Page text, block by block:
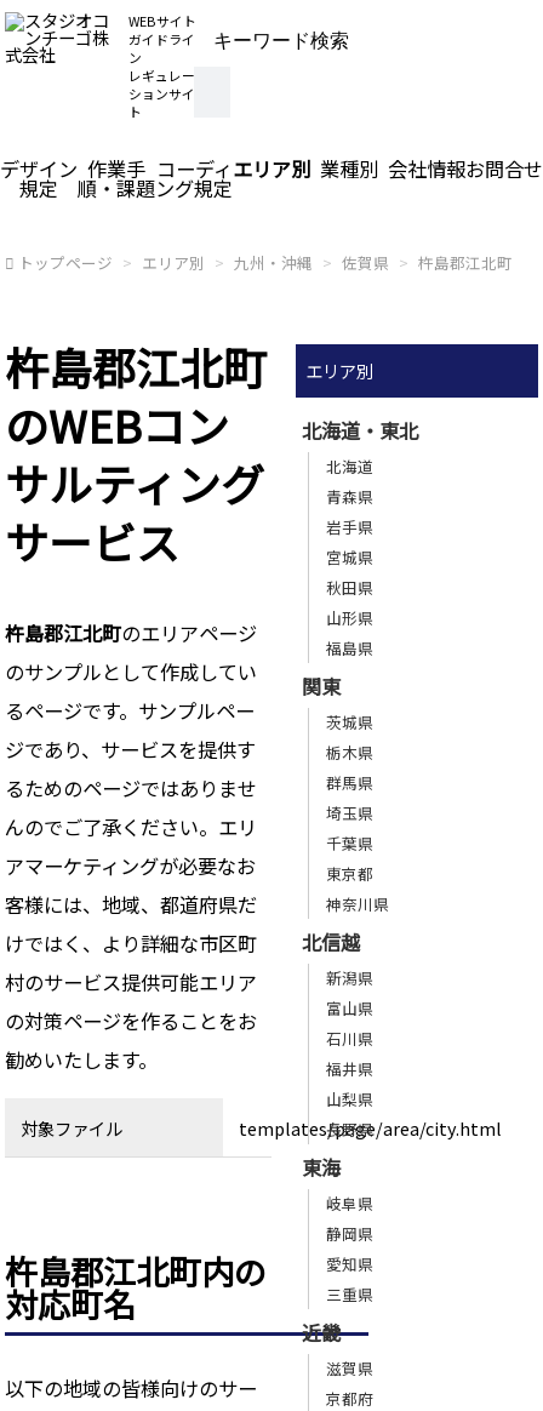
WEBサイト
ガイドライ
ン
レギュレー
ションサイ
ト
デザイン
規定
作業手
順・課題
コーディ
ング規定
エリア別 業種別 会社情報お問合せ
トップページ エリア別 九州・沖縄 佐賀県 杵島郡江北町
杵島郡江北町
のWEBコン
サルティング
サービス
杵島郡江北町のエリアページ
のサンプルとして作成してい
るページです。サンプルペー
ジであり、サービスを提供す
るためのページではありませ
んのでご了承ください。エリ
アマーケティングが必要なお
客様には、地域、都道府県だ
けではく、より詳細な市区町
村のサービス提供可能エリア
の対策ページを作ることをお
勧めいたします。
対象ファイル templates/page/area/city.html
杵島郡江北町内の
対応町名
以下の地域の皆様向けのサー
エリア別
北海道・東北
北海道
青森県
岩手県
宮城県
秋田県
山形県
福島県
関東
茨城県
栃木県
群馬県
埼玉県
千葉県
東京都
神奈川県
北信越
新潟県
富山県
石川県
福井県
山梨県
長野県
東海
岐阜県
静岡県
愛知県
三重県
近畿
滋賀県
京都府